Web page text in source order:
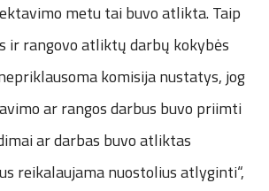
metu tai buvo atlikta. Taip
ir rangovo atliktų darbų kokybės
komisija nustatys, jog
ar rangos darbus buvo priimti
ar darbas buvo atliktas
reikalaujama nuostolius atlyginti“,